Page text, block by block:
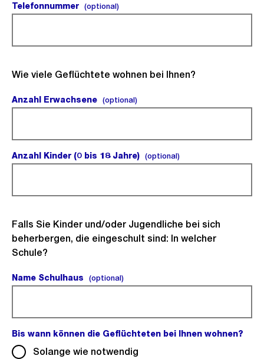
Telefonnummer (optional)(optional).
Wie viele Geflüchtete wohnen bei Ihnen?
Anzahl Erwachsene (optional)(optional).
Anzahl Kinder (0 bis 18 Jahre) (optional)(optional).
Falls Sie Kinder und/oder Jugendliche bei sich
beherbergen, die eingeschult sind: In welcher
Schule?
Name Schulhaus (optional)(optional).
Bis wann können die Geflüchteten bei Ihnen wohnen?
Solange wie notwendig